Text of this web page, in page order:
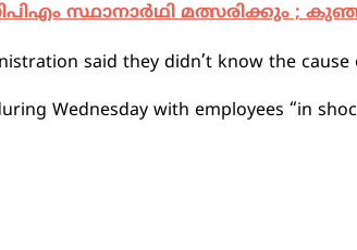
സ്ഥാനാര്‍ഥി മത്സരിക്കും ;
said they didn’t know the
Wednesday with employees “in